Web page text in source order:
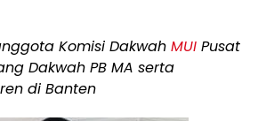
Komisi Dakwah MUI Pusat
Dakwah PB MA serta
di Banten